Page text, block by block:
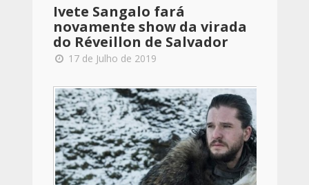
Ivete Sangalo fará
novamente show da virada
do Réveillon de Salvador
17 de Julho de 2019